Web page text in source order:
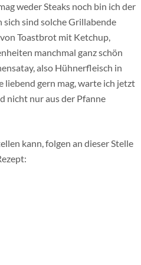
weder Steaks noch bin ich der
sind solche Grillabende
Toastbrot mit Ketchup,
manchmal ganz schön
also Hühnerfleisch in
liebend gern mag, warte ich jetzt
nicht nur aus der Pfanne
kann, folgen an dieser Stelle